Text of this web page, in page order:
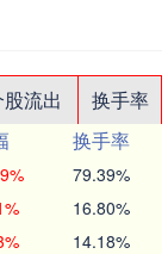
流出
换手率
换手率
79.39%
16.80%
14.18%